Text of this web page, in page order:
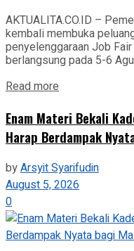
AKTUALITA.CO.ID –
kembali membuka
penyelenggaraan Job
berlangsung pada 5-6
Read more
‎Enam Materi Bekali
Harap Berdampak
byArsyit Syarifudin
August 5, 2026
0